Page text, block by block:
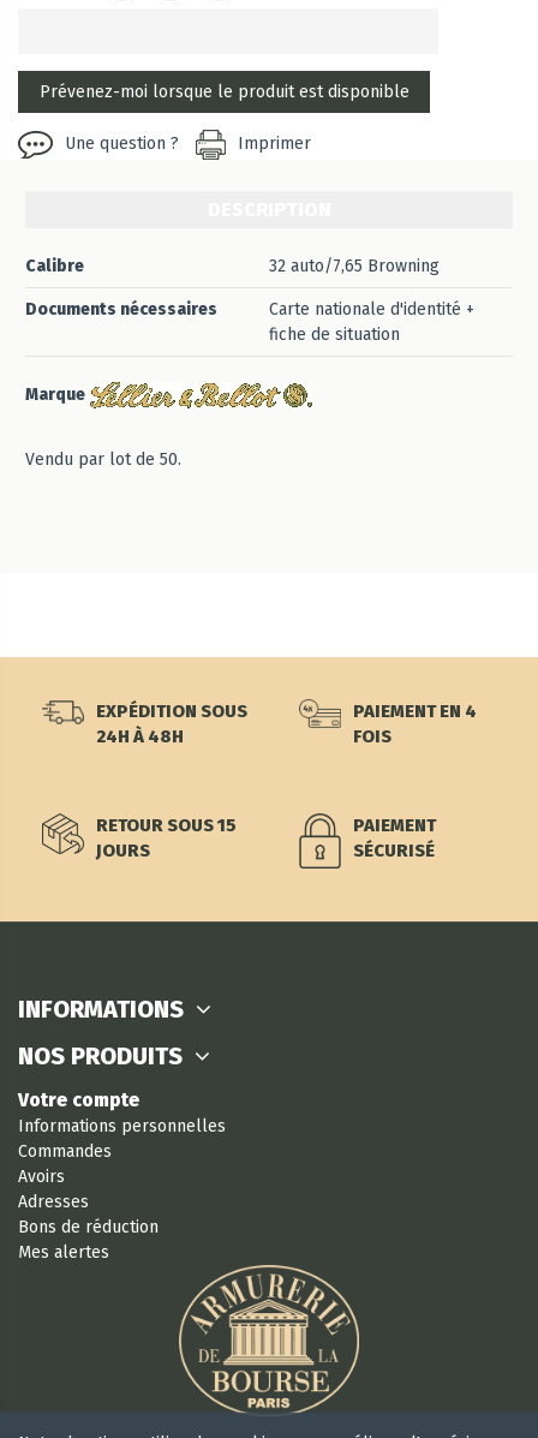
Une question ? Imprimer
Calibre 32 auto/7,65 Browning
Documents nécessaires
Carte nationale d'identité +
fiche de situation
Marque
Vendu par lot de 50.
EXPÉDITION SOUS
24H À 48H
PAIEMENT EN 4
FOIS
RETOUR SOUS 15
JOURS
PAIEMENT
SÉCURISÉ
INFORMATIONS
NOS PRODUITS
Votre compte
Informations personnelles
Commandes
Avoirs
Adresses
Bons de réduction
Mes alertes